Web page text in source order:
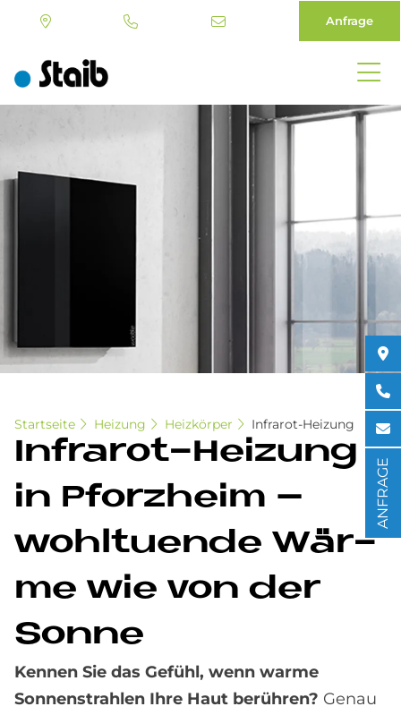
zum
Anfrage
Startseite Heizung Heizkörper Infrarot-Heizung
In­fra­rot-Hei­zung
in Pforz­heim –
wohl­tu­en­de Wär­
me wie von der
Son­ne
Kennen Sie das Gefühl, wenn warme
Sonnenstrahlen Ihre Haut berühren? Genau
ANFRAGE